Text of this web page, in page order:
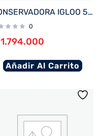
CONSERVADORA IGLOO 51 LITROS LEGACY ACERO INOXIDABLE 50656
0
1.794.000
Añadir Al Carrito